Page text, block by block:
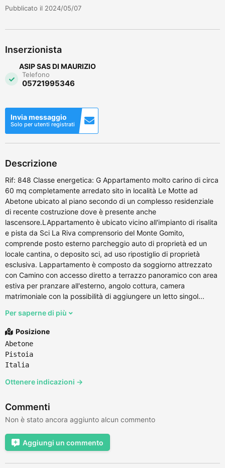
Pubblicato il 2024/05/07
Inserzionista
ASIP SAS DI MAURIZIO
Telefono
05721995346
Invia messaggio
Solo per utenti registrati
Descrizione
Rif: 848 Classe energetica: G Appartamento molto carino di circa
60 mq completamente arredato sito in località Le Motte ad
Abetone ubicato al piano secondo di un complesso residenziale
di recente costruzione dove è presente anche
lascensore.LAppartamento è ubicato vicino all'impianto di risalita
e pista da Sci La Riva comprensorio del Monte Gomito,
comprende posto esterno parcheggio auto di proprietà ed un
locale cantina, o deposito sci, ad uso ripostiglio di proprietà
esclusiva. Lappartamento è composto da soggiorno attrezzato
con Camino con accesso diretto a terrazzo panoramico con area
estiva per pranzare all'esterno, angolo cottura, camera
matrimoniale con la possibilità di aggiungere un letto singol...
Per saperne di più
Posizione
Abetone
Pistoia
Italia
Ottenere indicazioni →
Commenti
Non è stato ancora aggiunto alcun commento
Aggiungi un commento